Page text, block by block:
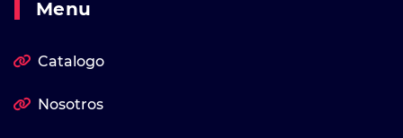
Menu
Catalogo
Nosotros